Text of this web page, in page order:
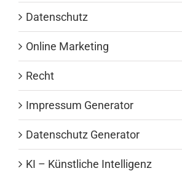
Datenschutz
Online Marketing
Recht
Impressum Generator
Datenschutz Generator
KI – Künstliche Intelligenz